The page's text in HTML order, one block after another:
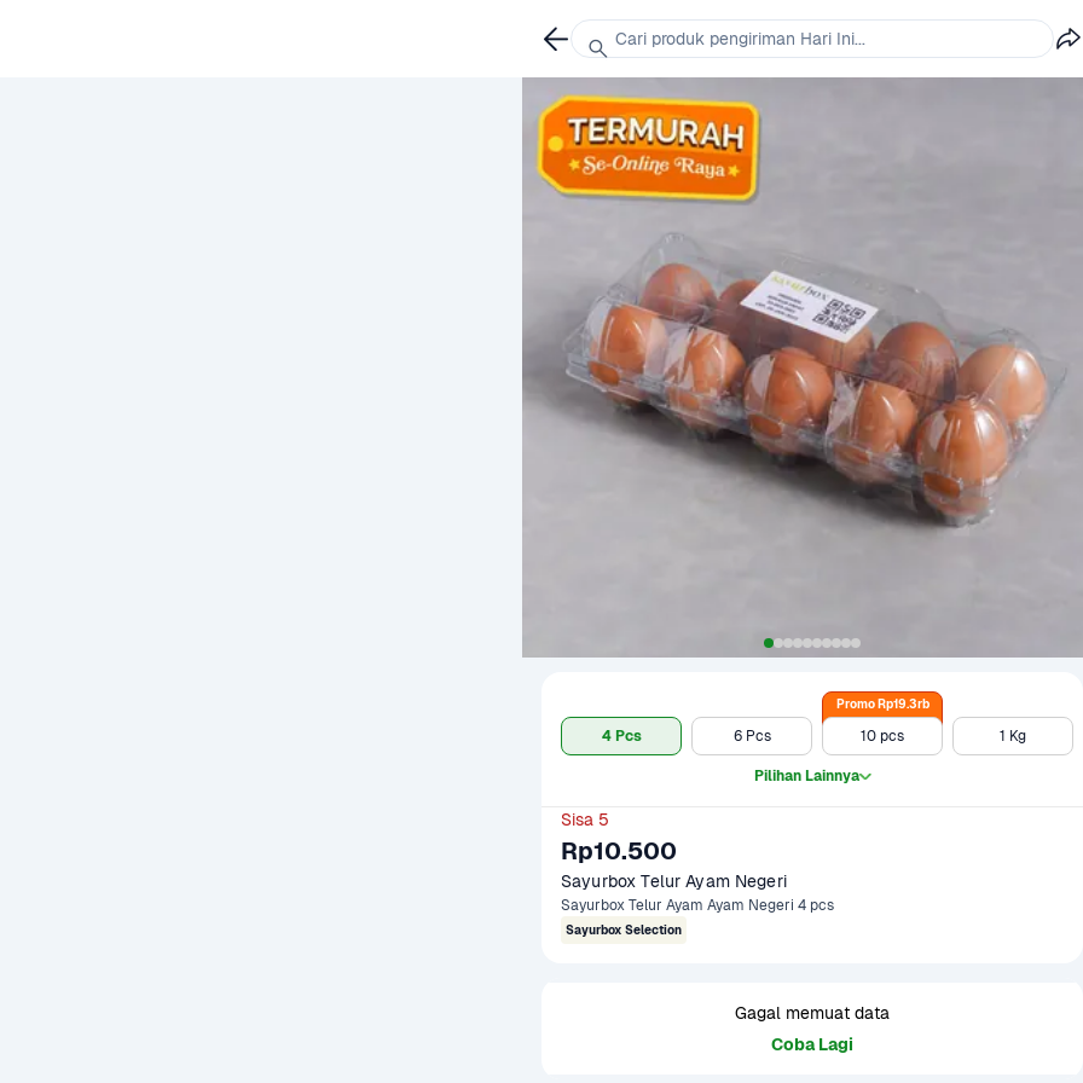
4 Pcs 6 Pcs 10 pcs
Promo Rp19.3rb
1 Kg
Pilihan Lainnya
Sisa 5
Rp10.500
Sayurbox Telur Ayam Negeri
Sayurbox Telur Ayam Ayam Negeri 4 pcs
Sayurbox Selection
Gagal memuat data
Coba Lagi
Cari produk pengiriman Hari Ini...